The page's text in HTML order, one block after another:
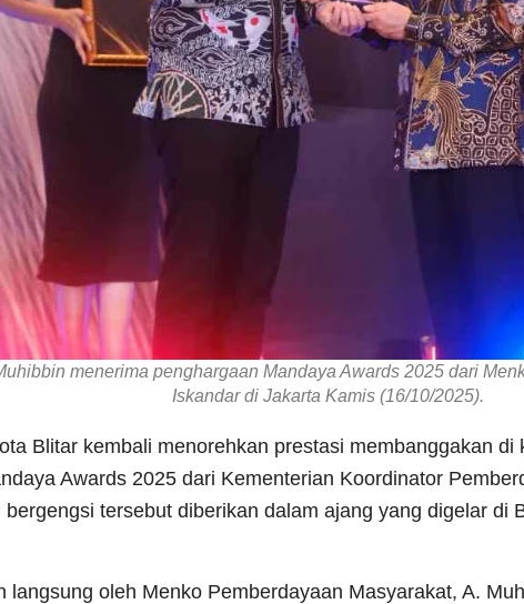
menerima penghargaan Mandaya Awards 2025 dari
Iskandar di Jakarta Kamis (16/10/2025).
Blitar kembali menorehkan prestasi membanggakan
Awards 2025 dari Kementerian Koordinator
tersebut diberikan dalam ajang yang digelar di
langsung oleh Menko Pemberdayaan Masyarakat, A.